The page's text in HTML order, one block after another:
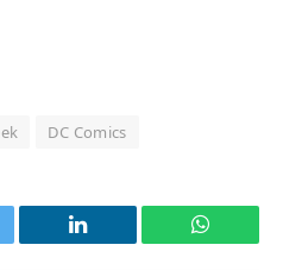
DC Comics
LinkedIn